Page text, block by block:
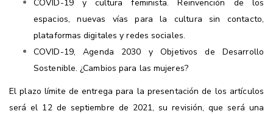
COVID-19 y cultura feminista. Reinvención de los
espacios, nuevas vías para la cultura sin contacto,
plataformas digitales y redes sociales.
COVID-19, Agenda 2030 y Objetivos de Desarrollo
Sostenible. ¿Cambios para las mujeres?
El plazo límite de entrega para la presentación de los artículos
será el 12 de septiembre de 2021, su revisión, que será una